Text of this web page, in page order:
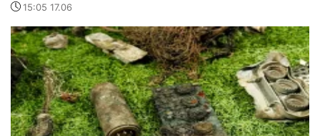
15:05 17.06